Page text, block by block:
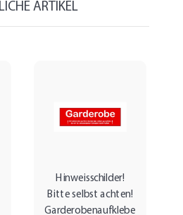
ARTIKEL
Hinweisschilder!
Bitte selbst achten!
Garderobenaufkleber